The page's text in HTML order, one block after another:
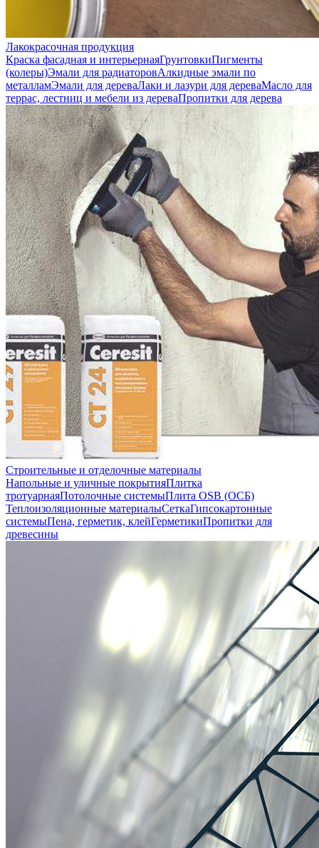
Лакокрасочная продукция
Краска фасадная и интерьернаяГрунтовкиПигменты
(колеры)Эмали для радиаторовАлкидные эмали по
металламЭмали для дереваЛаки и лазури для дереваМасло для
террас, лестниц и мебели из дереваПропитки для дерева
Строительные и отделочные материалы
Напольные и уличные покрытияПлитка
тротуарнаяПотолочные системыПлита OSB (ОСБ)
Теплоизоляционные материалыСеткаГипсокартонные
системыПена, герметик, клейГерметикиПропитки для
древесины